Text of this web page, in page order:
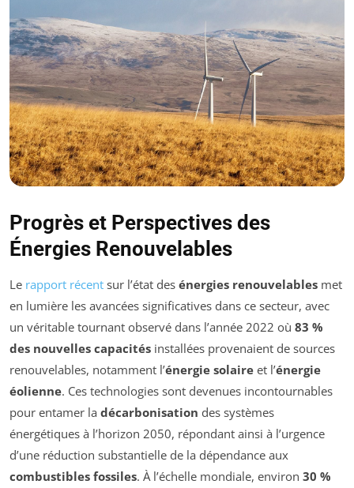
Progrès et Perspectives des
Énergies Renouvelables
Le rapport récent sur l’état des énergies renouvelables met
en lumière les avancées significatives dans ce secteur, avec
un véritable tournant observé dans l’année 2022 où 83 %
des nouvelles capacités installées provenaient de sources
renouvelables, notamment l’énergie solaire et l’énergie
éolienne. Ces technologies sont devenues incontournables
pour entamer la décarbonisation des systèmes
énergétiques à l’horizon 2050, répondant ainsi à l’urgence
d’une réduction substantielle de la dépendance aux
combustibles fossiles. À l’échelle mondiale, environ 30 %